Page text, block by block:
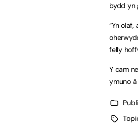
bydd yn
“Yn
felly
Y cam
ymuno